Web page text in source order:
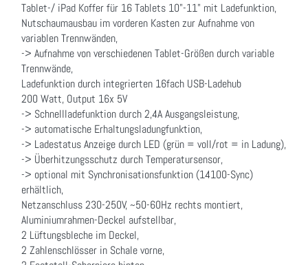
Tablet-/ iPad Koffer für 16 Tablets 10"-11" mit Ladefunktion,
Nutschaumausbau im vorderen Kasten zur Aufnahme von
variablen Trennwänden,
-> Aufnahme von verschiedenen Tablet-Größen durch variable
Trennwände,
Ladefunktion durch integrierten 16fach USB-Ladehub
200 Watt, Output 16x 5V
-> Schnellladefunktion durch 2,4A Ausgangsleistung,
-> automatische Erhaltungsladungfunktion,
-> Ladestatus Anzeige durch LED (grün = voll/rot = in Ladung),
-> Überhitzungsschutz durch Temperatursensor,
-> optional mit Synchronisationsfunktion (14100-Sync)
erhältlich,
Netzanschluss 230-250V, ~50-60Hz rechts montiert,
Aluminiumrahmen-Deckel aufstellbar,
2 Lüftungsbleche im Deckel,
2 Zahlenschlösser in Schale vorne,